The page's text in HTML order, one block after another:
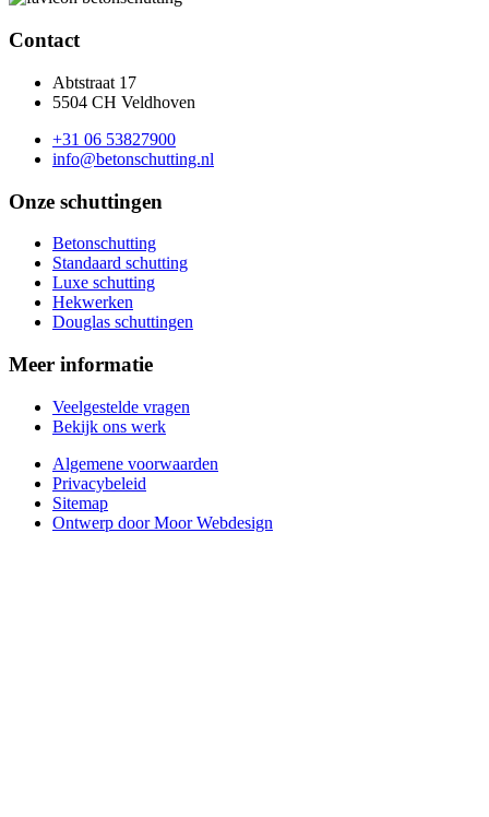
Contact
Abtstraat 17
5504 CH Veldhoven
+31 06 53827900
info@betonschutting.nl
Onze schuttingen
Betonschutting
Standaard schutting
Luxe schutting
Hekwerken
Douglas schuttingen
Meer informatie
Veelgestelde vragen
Bekijk ons werk
Algemene voorwaarden
Privacybeleid
Sitemap
Ontwerp door Moor Webdesign